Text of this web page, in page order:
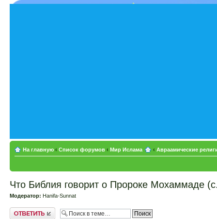
На главную ‹ Список форумов ‹ Мир Ислама ‹ Авраамические
Что Библия говорит о Пророке Мохаммаде
Модератор: Hanifa-Sunnat
Ответить